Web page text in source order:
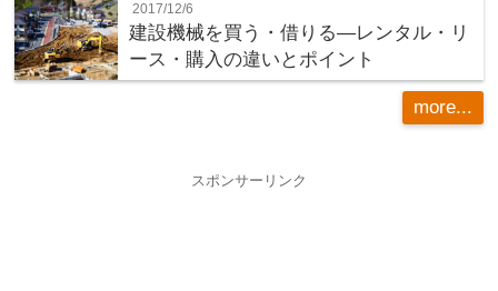
2017/12/6
建設機械を買う・借りる―レンタル・リ
ース・購入の違いとポイント
more...
スポンサーリンク